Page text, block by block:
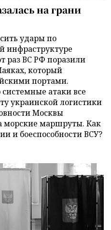
на грани
удары по
инфраструктуре
раз ВС РФ поразили
который
портами.
атаки все
украинской логистики
Москвы
морские маршруты. Как
и боеспособности ВСУ?